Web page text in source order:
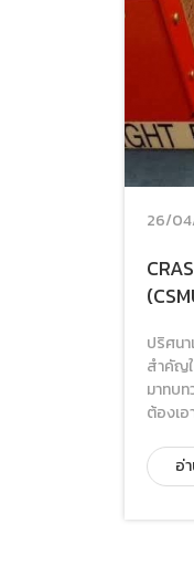
26/
ปริศน
สำคัญ
มาทบ
ต้องเอ
อ่